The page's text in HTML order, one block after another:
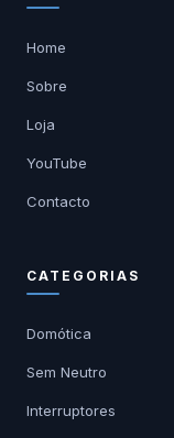
Home
Sobre
Loja
YouTube
Contacto
CATEGORIAS
Domótica
Sem Neutro
Interruptores